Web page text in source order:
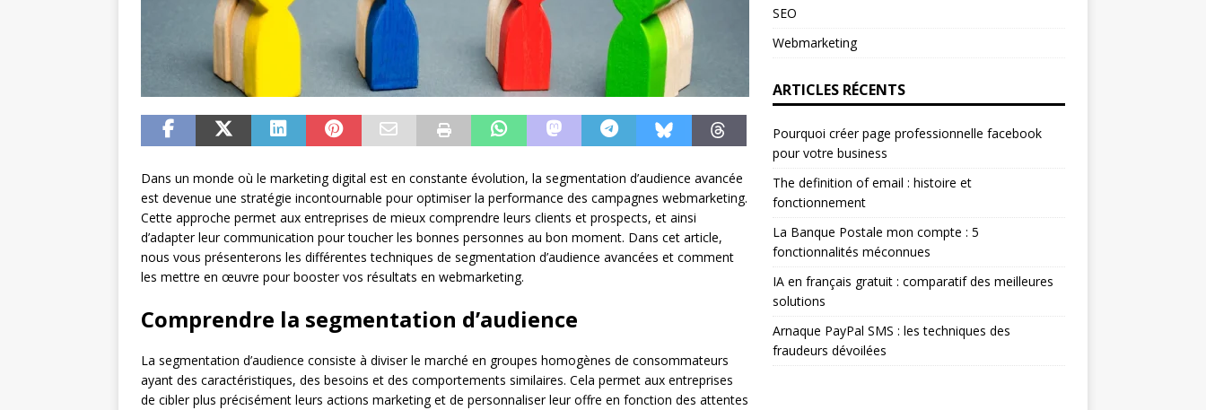
Dans un monde où le marketing digital est en constante évolution, la segmentation d’audience avancée
est devenue une stratégie incontournable pour optimiser la performance des campagnes webmarketing.
Cette approche permet aux entreprises de mieux comprendre leurs clients et prospects, et ainsi
d’adapter leur communication pour toucher les bonnes personnes au bon moment. Dans cet article,
nous vous présenterons les différentes techniques de segmentation d’audience avancées et comment
les mettre en œuvre pour booster vos résultats en webmarketing.
Comprendre la segmentation d’audience
La segmentation d’audience consiste à diviser le marché en groupes homogènes de consommateurs
ayant des caractéristiques, des besoins et des comportements similaires. Cela permet aux entreprises
de cibler plus précisément leurs actions marketing et de personnaliser leur offre en fonction des attentes
SEO
Webmarketing
ARTICLES RÉCENTS
Pourquoi créer page professionnelle facebook
pour votre business
The definition of email : histoire et
fonctionnement
La Banque Postale mon compte : 5
fonctionnalités méconnues
IA en français gratuit : comparatif des meilleures
solutions
Arnaque PayPal SMS : les techniques des
fraudeurs dévoilées